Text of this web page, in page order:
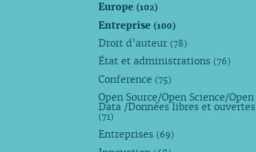
Europe(102)
Entreprise(100)
Droit d’auteur (78)
État et administrations (76)
Conference (75)
Open Source/Open Science/Open
Data /Données libres et ouvertes
(71)
Entreprises (69)